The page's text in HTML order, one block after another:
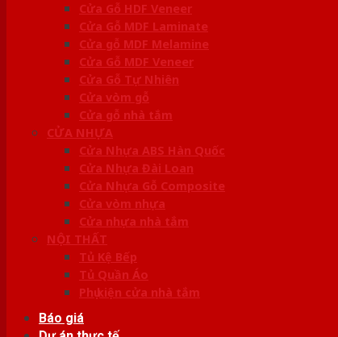
Cửa Gỗ HDF Veneer
Cửa Gỗ MDF Laminate
Cửa gỗ MDF Melamine
Cửa Gỗ MDF Veneer
Cửa Gỗ Tự Nhiên
Cửa vòm gỗ
Cửa gỗ nhà tắm
CỬA NHỰA
Cửa Nhựa ABS Hàn Quốc
Cửa Nhựa Đài Loan
Cửa Nhựa Gỗ Composite
Cửa vòm nhựa
Cửa nhựa nhà tắm
NỘI THẤT
Tủ Kệ Bếp
Tủ Quần Áo
Phụ kiện cửa nhà tắm
Báo giá